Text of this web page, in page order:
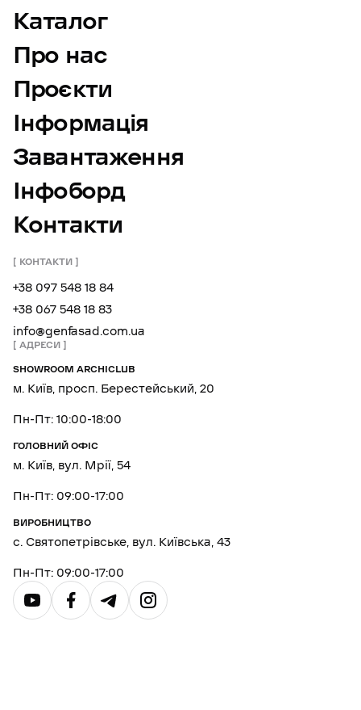
Каталог
Про нас
Проєкти
Інформація
Завантаження
Інфоборд
Контакти
КОНТАКТИ
+38 097 548 18 84
+38 067 548 18 83
info@genfasad.com.ua
АДРЕСИ
SHOWROOM ARCHICLUB
м. Київ, просп. Берестейський, 20
Пн-Пт: 10:00-18:00
ГОЛОВНИЙ ОФІС
м. Київ, вул. Мрії, 54
Пн-Пт: 09:00-17:00
ВИРОБНИЦТВО
с. Святопетрівське, вул. Київська, 43
Пн-Пт: 09:00-17:00